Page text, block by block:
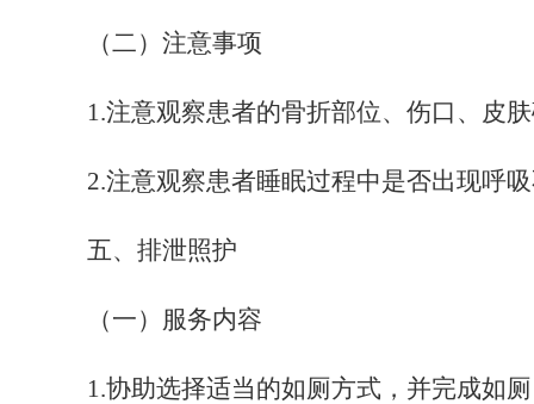
（二）注意事项
1.注意观察患者的骨折部位、伤口、皮
2.注意观察患者睡眠过程中是否出现呼
五、排泄照护
（一）服务内容
1.协助选择适当的如厕方式，并完成如